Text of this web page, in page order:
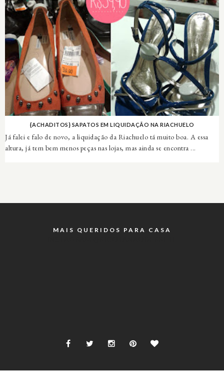
{ACHADITOS} SAPATOS EM LIQUIDAÇÃO NA RIACHUELO
Já falei e falo de novo, a liquidação da Riachuelo tá muito boa. A essa
altura, já tem bem menos peças nas lojas, mas ainda se encontra ...
MAIS QUERIDOS PARA CASA